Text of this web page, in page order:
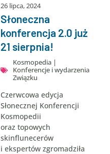
26 lipca, 2024
Słoneczna
konferencja 2.0 już
21 sierpnia!
Kosmopedia|
Konferencje i wydarzenia
Związku
Czerwcowa edycja
Słonecznej Konferencji
Kosmopedii
oraz topowych
skinflunecerów
i ekspertów zgromadziła